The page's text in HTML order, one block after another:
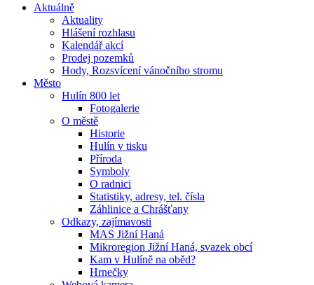
Aktuálně
Aktuality
Hlášení rozhlasu
Kalendář akcí
Prodej pozemků
Hody, Rozsvícení vánočního stromu
Město
Hulín 800 let
Fotogalerie
O městě
Historie
Hulín v tisku
Příroda
Symboly
O radnici
Statistiky, adresy, tel. čísla
Záhlinice a Chrášťany
Odkazy, zajímavosti
MAS Jižní Haná
Mikroregion Jižní Haná, svazek obcí
Kam v Hulíně na oběd?
Hrnečky